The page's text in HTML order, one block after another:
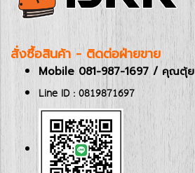
สั่งซื้อสินค้า - ติดต่อฝ่ายขาย
Mobile 081-987-1697 / คุณตุ้ย
Line ID : 0819871697